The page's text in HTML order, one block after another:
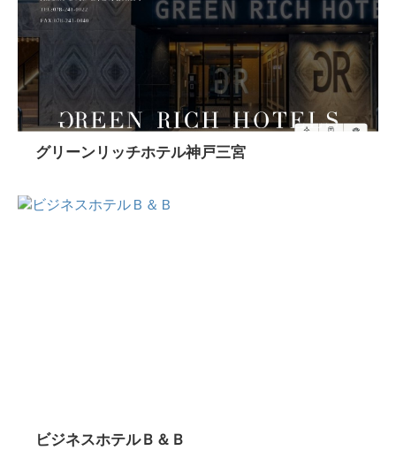
グリーンリッチホテル神戸三宮
ビジネスホテルＢ＆Ｂ